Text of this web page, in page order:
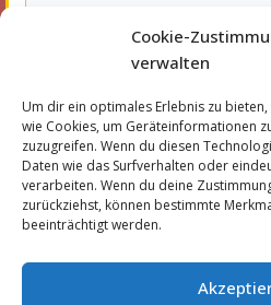
Cookie-
verwalten
Um dir ein optimales Erlebnis zu
wie Cookies, um Geräteinformationen
zuzugreifen. Wenn du diesen
Daten wie das Surfverhalten oder
verarbeiten. Wenn du deine
zurückziehst, können bestimmte
beeinträchtigt werden.